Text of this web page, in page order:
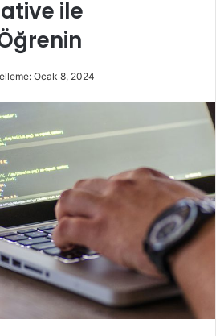
ile
Ocak 8, 2024